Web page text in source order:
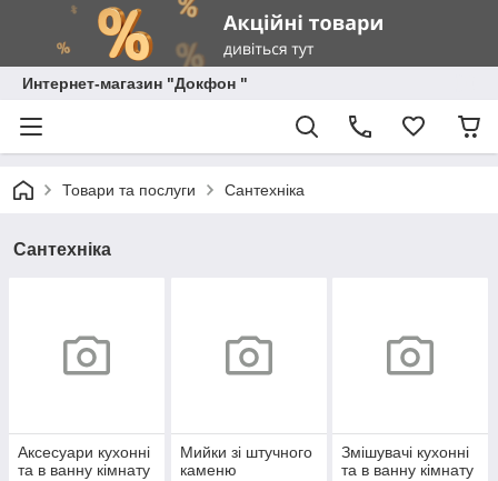
Интернет-магазин "Докфон "
Товари та послуги Сантехніка
Сантехніка
Аксесуари кухонні
та в ванну кімнату
Мийки зі штучного
каменю
Змішувачі кухонні
та в ванну кімнату